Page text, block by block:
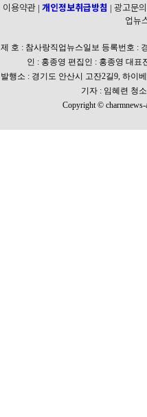
이용약관| 개인정보취급방침 | 광고문의
업뉴
제 호 : 참사랑직업뉴스일보 등록번호 :
인 : 홍종영 편집인 : 홍종영 대표
발행소 : 경기도 안산시 고잔2길9, 하이
기자 : 임혜련 청
Copyright © charmnews-